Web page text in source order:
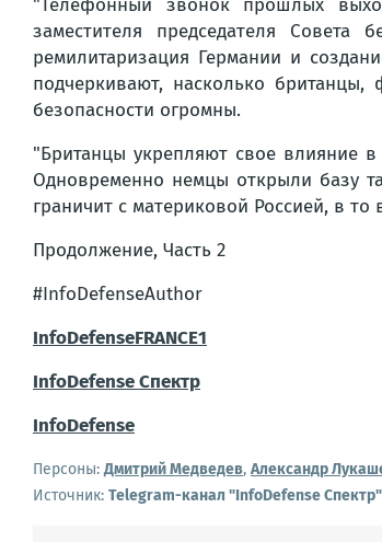
"Телефонный звонок прошлых
заместителя председателя Совета
ремилитаризация Германии и
подчеркивают, насколько
безопасности огромны.
"Британцы укрепляют свое влияние в
Одновременно немцы открыли базу
граничит с материковой Россией, в
Продолжение, Часть 2
#InfoDefenseAuthor
InfoDefenseFRANCE1
InfoDefense Спектр
InfoDefense
Персоны: Дмитрий Медведев, Александр
Источник: Telegram-канал "InfoDefense Спектр"